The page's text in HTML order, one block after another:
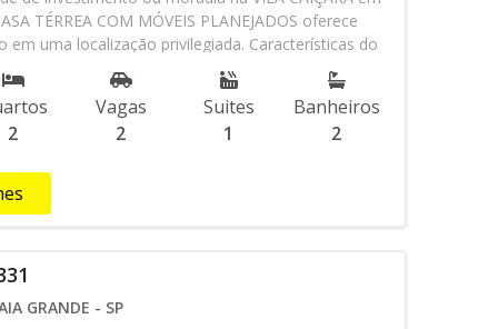
TÉRREA COM MÓVEIS PLANEJADOS oferece
em uma localização privilegiada. Características do
dormitórios sendo 01 suíte amplos e bem arejados
muito bem distribuída - Cozinha espaçosa
- Banheiro social com box blindex CASA COM: -
portatil - Quintal - 02 vagas de garagem - Próximo a
Padarias, supermercados, farmácias, restaurantes e
Essa CASA TÉRREA é perfeita para quem busca um
A VISTA OU FINANCIADO - IPTU: R$ 244,00 Agende
e veja de perto todas as vantagens que esta CASA
2
Vagas
2
Suites
1
Banheiros
2
GRANDE - SP